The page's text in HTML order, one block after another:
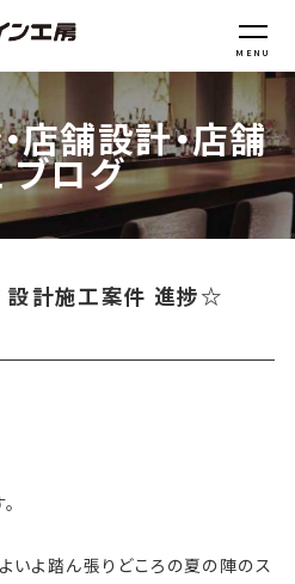
MENU
店舗設計・店舗
ブログ
設計施工案件 進捗☆
いよ踏ん張りどころの夏の陣のス